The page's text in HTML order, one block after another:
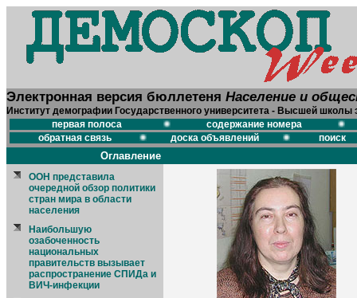
Электронная версия бюллетеня Население и
Институт демографии Государственного университета - Высшей школы
первая полоса
содержание номера
обратная связь
доска объявлений поиск
Оглавление
ООН представила
очередной обзор политики
стран мира в области
населения
Наибольшую
озабоченность
национальных
правительств вызывает
распространение СПИДа и
ВИЧ-инфекции